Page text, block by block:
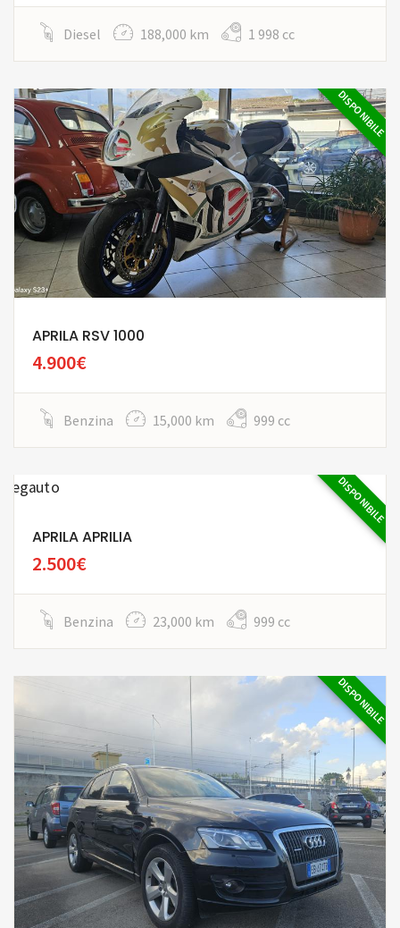
Diesel 188,000 km 1 998 cc
DISPONIBILE
APRILA RSV 1000
4.900€
Benzina 15,000 km 999 cc
DISPONIBILE
APRILA APRILIA
2.500€
Benzina 23,000 km 999 cc
DISPONIBILE